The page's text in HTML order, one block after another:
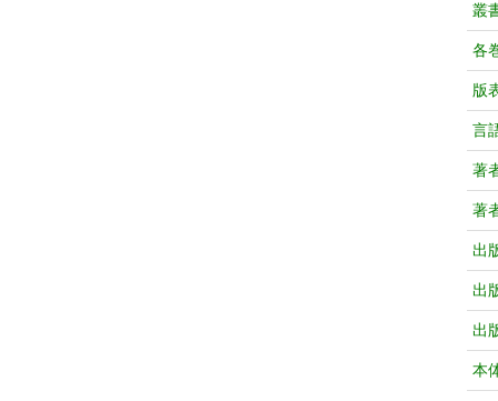
叢
各
版
言
著
著
出
出
出
本